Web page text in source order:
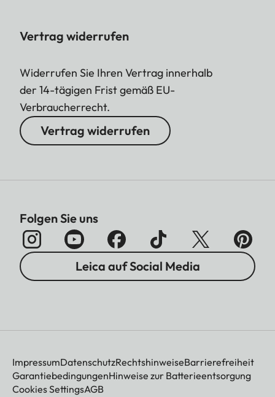
Vertrag widerrufen
Widerrufen Sie Ihren Vertrag innerhalb
der 14-tägigen Frist gemäß EU-
Verbraucherrecht.
Vertrag widerrufen
Folgen Sie uns
Leica auf Social Media
ImpressumDatenschutzRechtshinweiseBarrierefreiheit
GarantiebedingungenHinweise zur Batterieentsorgung
Cookies SettingsAGB